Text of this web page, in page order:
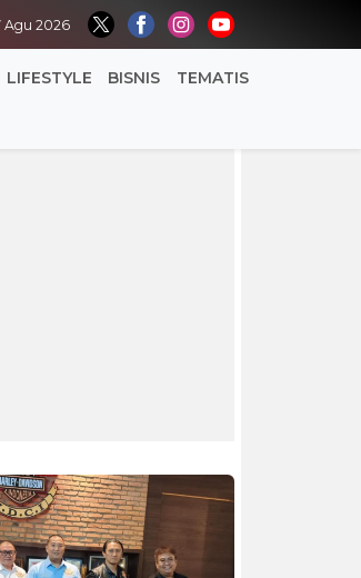
Agu 2026
LIFESTYLE BISNIS TEMATIS